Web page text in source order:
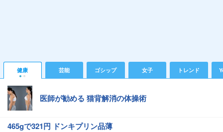
健康 芸能 ゴシップ 女子 トレンド
医師が勧める 猫背解消の体操術
465gで321円 ドンキプリン品薄